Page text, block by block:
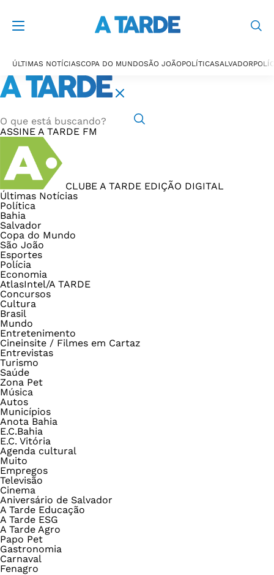
ÚLTIMAS NOTÍCIASCOPA DO MUNDOSÃO JOÃOPOLÍTICASALVADOR
ASSINE A TARDE FM
CLUBE A TARDE EDIÇÃO DIGITAL
Últimas Notícias
Política
Bahia
Salvador
Copa do Mundo
São João
Esportes
Polícia
Economia
AtlasIntel/A TARDE
Concursos
Cultura
Brasil
Mundo
Entretenimento
Cineinsite / Filmes em Cartaz
Entrevistas
Turismo
Saúde
Zona Pet
Música
Autos
Municípios
Anota Bahia
E.C.Bahia
E.C. Vitória
Agenda cultural
Muito
Empregos
Televisão
Cinema
Aniversário de Salvador
A Tarde Educação
A Tarde ESG
A Tarde Agro
Papo Pet
Gastronomia
Carnaval
Fenagro